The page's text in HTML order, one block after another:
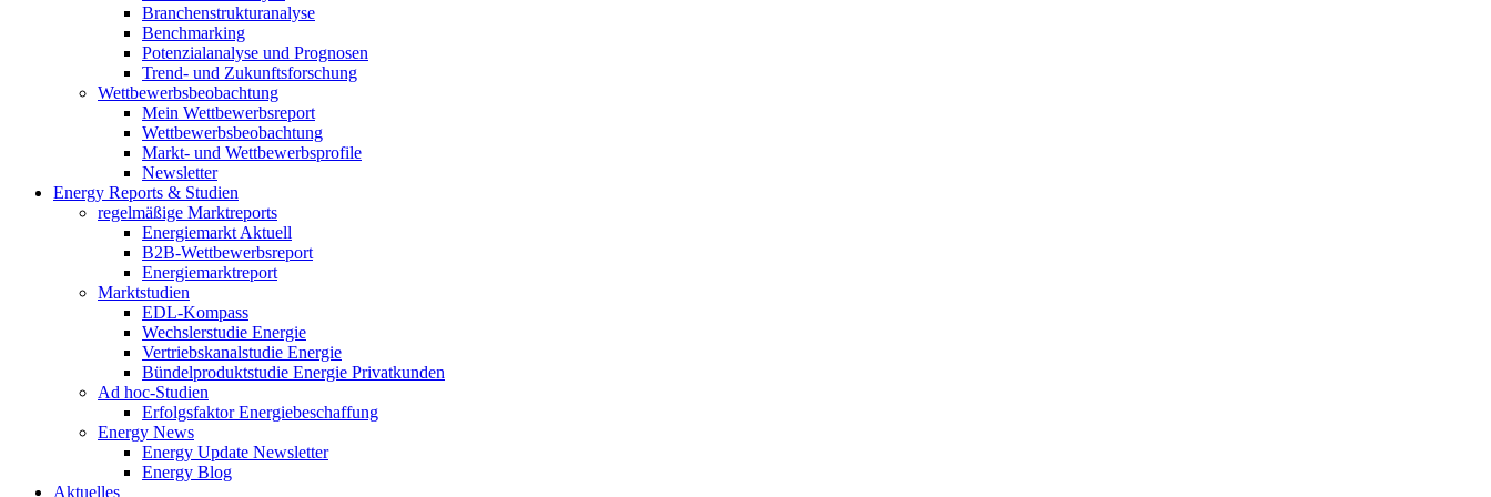
Branchenstrukturanalyse
Benchmarking
Potenzialanalyse und Prognosen
Trend- und Zukunftsforschung
Wettbewerbs­beobachtung
Mein Wettbewerbsreport
Wettbewerbsbeobachtung
Markt- und Wettbewerbsprofile
Newsletter
Energy Reports & Studien
regelmäßige Marktreports
Energiemarkt Aktuell
B2B-Wettbewerbsreport
Energiemarktreport
Marktstudien
EDL-Kompass
Wechslerstudie Energie
Vertriebskanalstudie Energie
Bündelproduktstudie Energie Privatkunden
Ad hoc-Studien
Erfolgsfaktor Energiebeschaffung
Energy News
Energy Update Newsletter
Energy Blog
Aktuelles